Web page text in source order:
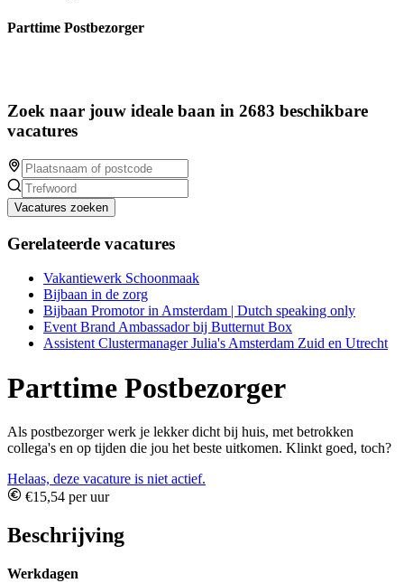
Parttime Postbezorger
Zoek naar jouw ideale baan in 2683 beschikbare
vacatures
Vacatures zoeken
Gerelateerde vacatures
Vakantiewerk Schoonmaak
Bijbaan in de zorg
Bijbaan Promotor in Amsterdam | Dutch speaking only
Event Brand Ambassador bij Butternut Box
Assistent Clustermanager Julia's Amsterdam Zuid en Utrecht
Parttime Postbezorger
Als postbezorger werk je lekker dicht bij huis, met betrokken
collega's en op tijden die jou het beste uitkomen. Klinkt goed, toch?
Helaas, deze vacature is niet actief.
€15,54 per uur
Beschrijving
Werkdagen